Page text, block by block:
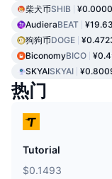
柴犬币SHIB
AudieraBEAT ¥19.63
狗狗币DOGE
BiconomyBICO
SKYAISKYAI
热门
Tutorial
$0.1493